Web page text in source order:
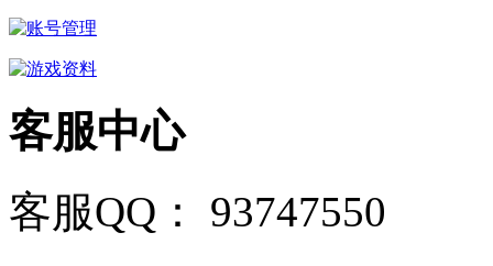
客服中心
客服QQ： 93747550